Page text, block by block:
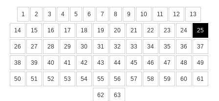
1 2 3 4 5 6 7 8 9 10 11 12 13
14 15 16 17 18 19 20 21 22 23 24 25
26 27 28 29 30 31 32 33 34 35 36 37
38 39 40 41 42 43 44 45 46 47 48 49
50 51 52 53 54 55 56 57 58 59 60 61
62 63